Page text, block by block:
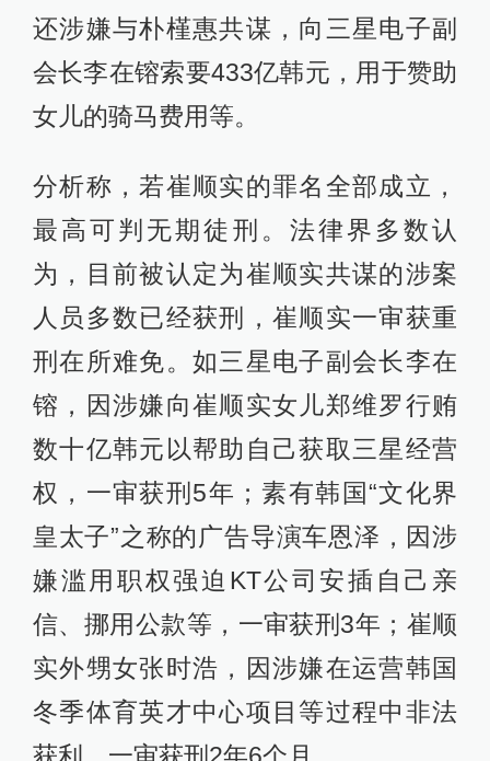
还涉嫌与朴槿惠共谋，向三星电子副
会长李在镕索要433亿韩元，用于赞助
女儿的骑马费用等。
分析称，若崔顺实的罪名全部成立，
最高可判无期徒刑。法律界多数认
为，目前被认定为崔顺实共谋的涉案
人员多数已经获刑，崔顺实一审获重
刑在所难免。如三星电子副会长李在
镕，因涉嫌向崔顺实女儿郑维罗行贿
数十亿韩元以帮助自己获取三星经营
权，一审获刑5年；素有韩国“文化界
皇太子”之称的广告导演车恩泽，因涉
嫌滥用职权强迫KT公司安插自己亲
信、挪用公款等，一审获刑3年；崔顺
实外甥女张时浩，因涉嫌在运营韩国
冬季体育英才中心项目等过程中非法